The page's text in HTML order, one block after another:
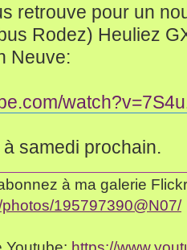
retrouve pour un
Rodez) Heuliez
Neuve:
samedi prochain.
à ma galerie
photos/195797390@N07/